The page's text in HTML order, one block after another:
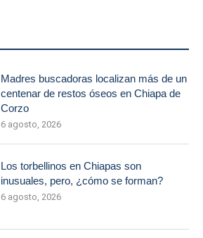
Madres buscadoras localizan más de un
centenar de restos óseos en Chiapa de
Corzo
6 agosto, 2026
Los torbellinos en Chiapas son
inusuales, pero, ¿cómo se forman?
6 agosto, 2026